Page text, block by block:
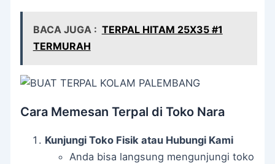
BACA JUGA : TERPAL HITAM 25X35 #1
TERMURAH
Cara Memesan Terpal di Toko Nara
Kunjungi Toko Fisik atau Hubungi Kami
Anda bisa langsung mengunjungi toko